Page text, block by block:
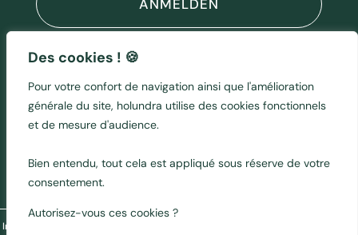
Des cookies ! 🍪
Pour votre confort de navigation ainsi que l'amélioration
générale du site, holundra utilise des cookies fonctionnels
et de mesure d'audience.
Bien entendu, tout cela est appliqué sous réserve de votre
consentement.
Autorisez-vous ces cookies ?
ANMELDEN
Partnerschaft
Impressum